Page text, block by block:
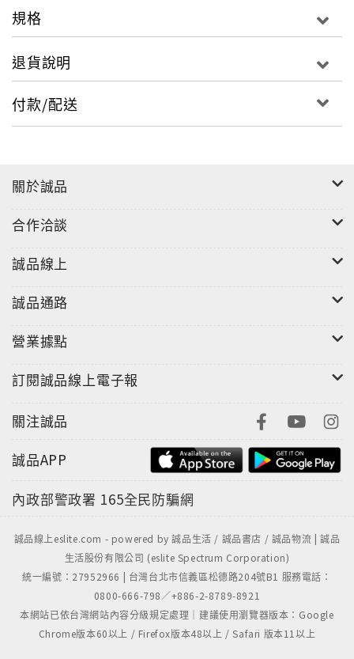
執行心理治療事宜；分離式治療則採分工守則，由醫師
負責開立藥物、治療師提供心理治療，並定期會面討
本書針對整合式治療與分離式治療當中不同階段所需要
最佳的臨床指引，對資深的精神專科醫師而言，亦深具
規格
退貨說明
付款/配送
關於誠品
合作洽談
誠品線上
誠品通路
營業據點
訂閱誠品線上電子報
關注誠品
誠品APP
內政部警政署 165全民防騙網
誠品線上eslite.com - powered by 誠品生活 / 誠品書店 / 誠品物流 | 誠品
生活股份有限公司 (eslite Spectrum Corporation)
統一編號：27952966 | 台灣台北市信義區松德路204號B1 服務電話：
0800-666-798／+886-2-8789-8921
本網站已依台灣網站內容分級規定處理｜建議使用瀏覽器版本：Google
Chrome版本60以上 / Firefox版本48以上 / Safari 版本11以上